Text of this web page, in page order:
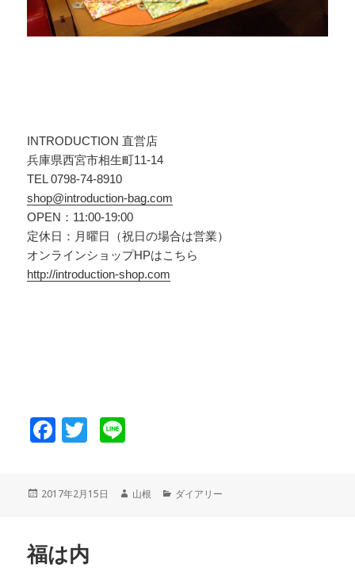
INTRODUCTION 直営店
兵庫県西宮市相生町11-14
TEL 0798-74-8910
shop@introduction-bag.com
OPEN：11:00-19:00
定休日：月曜日（祝日の場合は営業）
オンラインショップHPはこちら
http://introduction-shop.com
F
e
o
T
er
投
2017年2月15日
作
山根
カ
ダイアリー
福は内